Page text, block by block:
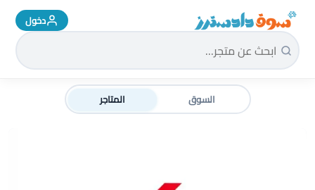
سوق دادسترز الرئيسية دخول
السوق المتاجر